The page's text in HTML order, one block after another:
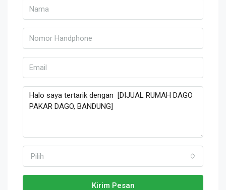
Pilih
Kirim Pesan